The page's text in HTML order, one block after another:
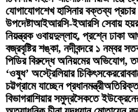
যোগাযোগশেখ হাসিনার বক্তব্য
উপদেষ্টাআইআরসি-ইআরসি সেবায়
নিয়ন্ত্রক ওবায়দুল্লাহ, প্রশ্নে ঢাকা
বজ্রবৃষ্টির শঙ্কা, নদীবন্দরে ১ নম্বর
পিডির বিরুদ্ধে অনিয়মের অভিযোগ,
‘ওষুধ’ অস্ট্রেলিয়ার চিকিৎসকের
চট্টগ্রামে যাচ্ছেন প্রধানমন্ত্রীঅতিরিক্ত
বিভাগরাশিয়ার সমুদ্রসৈকতে